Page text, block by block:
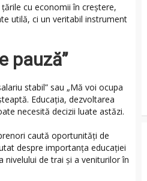
cu economii în creștere,
utilă, ci un veritabil instrument
pauză”
stabil” sau „Mă voi ocupa
Educația, dezvoltarea
necesită decizii luate astăzi.
caută oportunități de
despre importanța educației
nivelului de trai și a veniturilor în